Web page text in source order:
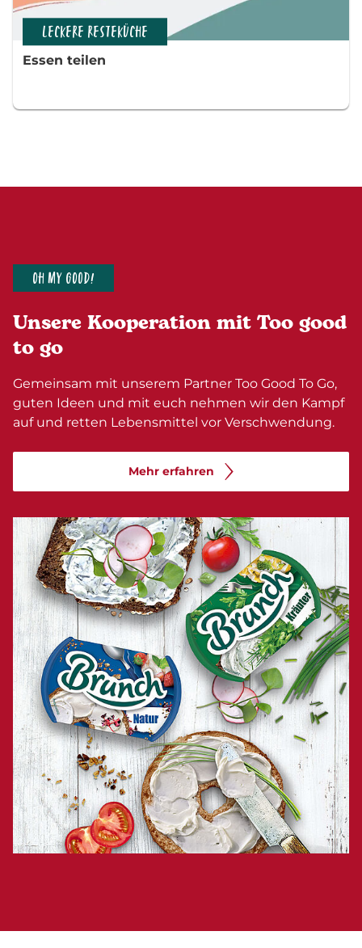
LECKERE RESTEKÜCHE
Essen teilen
OH MY GOOD!
Unsere Kooperation mit Too good
to go
Gemeinsam mit unserem Partner Too Good To Go,
guten Ideen und mit euch nehmen wir den Kampf
auf und retten Lebensmittel vor Verschwendung.
Mehr erfahren